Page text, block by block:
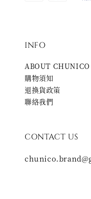
INFO
ABOUT CHUNICO
購物須知
退換貨政策
聯絡我們
CONTACT US